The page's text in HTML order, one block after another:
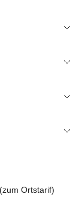
Ortstarif)